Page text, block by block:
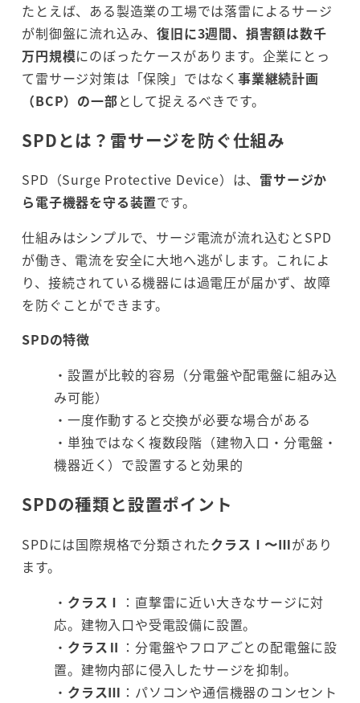
たとえば、ある製造業の工場では落雷によるサージ
が制御盤に流れ込み、復旧に3週間、損害額は数千
万円規模にのぼったケースがあります。企業にとっ
て雷サージ対策は「保険」ではなく 事業継続計画
（BCP）の一部として捉えるべきです。
SPDとは？雷サージを防ぐ仕組み
SPD（Surge Protective Device）は、 雷サージか
ら電子機器を守る装置です。
仕組みはシンプルで、サージ電流が流れ込むとSPD
が働き、電流を安全に大地へ逃がします。これによ
り、接続されている機器には過電圧が届かず、故障
を防ぐことができます。
SPDの特徴
・設置が比較的容易（分電盤や配電盤に組み込
み可能）
・一度作動すると交換が必要な場合がある
・単独ではなく複数段階（建物入口・分電盤・
機器近く）で設置すると効果的
SPDの種類と設置ポイント
SPDには国際規格で分類されたクラスⅠ〜Ⅲがあり
ます。
・ クラスⅠ ：直撃雷に近い大きなサージに対
応。建物入口や受電設備に設置。
・ クラスⅡ ：分電盤やフロアごとの配電盤に設
置。建物内部に侵入したサージを抑制。
・ クラスⅢ ：パソコンや通信機器のコンセント